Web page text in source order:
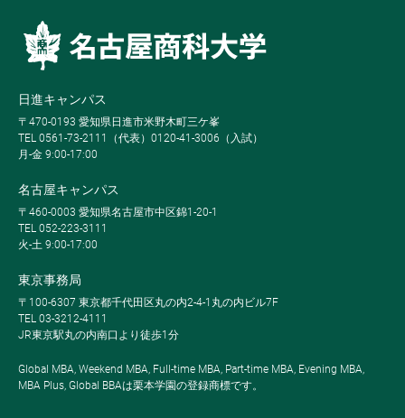
日進キャンパス
〒470-0193 愛知県日進市米野木町三ケ峯
TEL 0561-73-2111（代表）0120-41-3006（入試）
月-金 9:00-17:00
名古屋キャンパス
〒460-0003 愛知県名古屋市中区錦1-20-1
TEL 052-223-3111
火-土 9:00-17:00
東京事務局
〒100-6307 東京都千代田区丸の内2-4-1丸の内ビル7F
TEL 03-3212-4111
JR東京駅丸の内南口より徒歩1分
Global MBA, Weekend MBA, Full-time MBA, Part-time MBA, Evening MBA,
MBA Plus, Global BBAは栗本学園の登録商標です。